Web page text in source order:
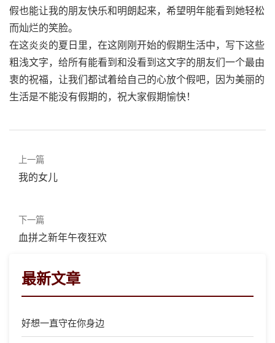
假也能让我的朋友快乐和明朗起来，希望明年能看到她轻松
而灿烂的笑脸。
在这炎炎的夏日里，在这刚刚开始的假期生活中，写下这些
粗浅文字，给所有能看到和没看到这文字的朋友们一个最由
衷的祝福，让我们都试着给自己的心放个假吧，因为美丽的
生活是不能没有假期的，祝大家假期愉快！
上一篇
我的女儿
下一篇
血拼之新年午夜狂欢
最新文章
好想一直守在你身边